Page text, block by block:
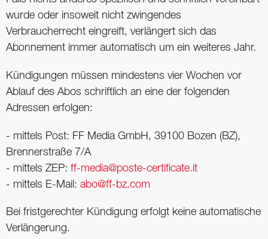
wurde oder insoweit nicht zwingendes
Verbraucherrecht eingreift, verlängert sich das
Abonnement immer automatisch um ein weiteres Jahr.
Kündigungen müssen mindestens vier Wochen vor
Ablauf des Abos schriftlich an eine der folgenden
Adressen erfolgen:
- mittels Post: FF Media GmbH, 39100 Bozen (BZ),
Brennerstraße 7/A
- mittels ZEP: ff-media@poste-certificate.it
- mittels E-Mail: abo@ff-bz.com
Bei fristgerechter Kündigung erfolgt keine automatische
Verlängerung.